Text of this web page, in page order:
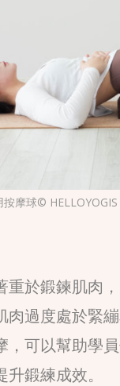
摩球©
重於鍛鍊肌肉
過度處於緊
可以幫助學
鍛練成效。